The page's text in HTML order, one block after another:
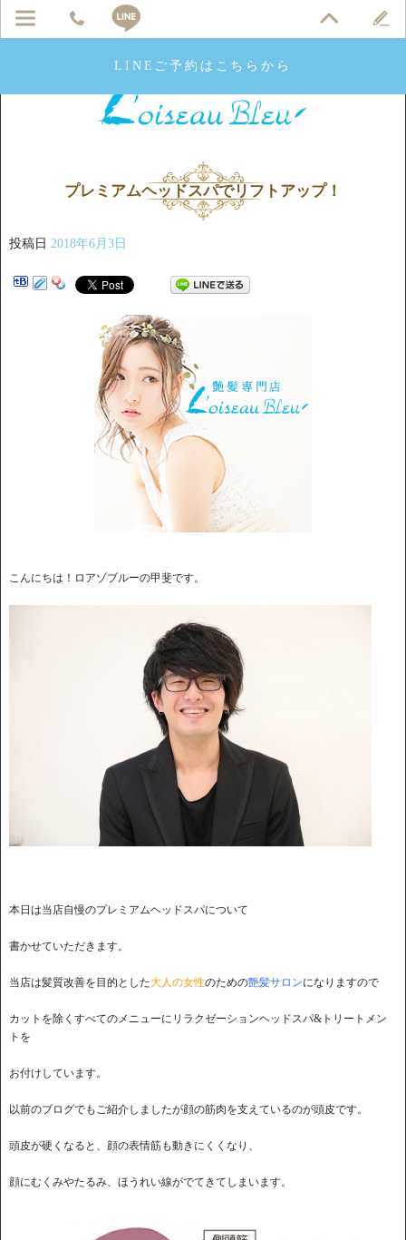
LINEご予約はこちらから
プレミアムヘッドスパでリフトアップ！
投稿日 2018年6月3日
こんにちは！ロアゾブルーの甲斐です。
本日は当店自慢のプレミアムヘッドスパについて
書かせていただきます。
当店は髪質改善を目的とした大人の女性のための艶髪サロンになりますので
カットを除くすべてのメニューにリラクゼーションヘッドスパ&トリートメン
トを
お付けしています。
以前のブログでもご紹介しましたが顔の筋肉を支えているのが頭皮です。
頭皮が硬くなると、顔の表情筋も動きにくくなり、
顔にむくみやたるみ、ほうれい線がでてきてしまいます。